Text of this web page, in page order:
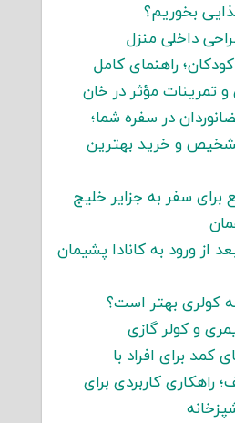
بخوریم؟
داخلی منزل
راهنمای کامل
تمرینات مؤثر در خان
در سفره شما؛
و خرید بهترین
برای سفر به جزایر خلیج
از ورود به کانادا پشیمان
کولری بهتر است؟
و کولر گازی
برای افراد با
کاربردی برای